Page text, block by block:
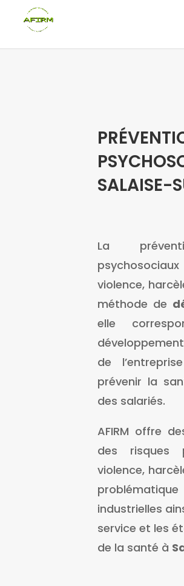
SALAISE-
La
violence,
méthode de
elle
de
prévenir la
des salariés.
AFIRM offre
des risques
violence,
industrielles
service et les
de la santé à